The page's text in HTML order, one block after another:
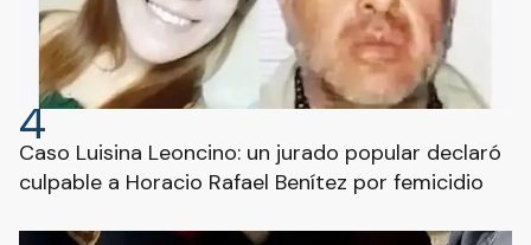
4
Caso Luisina Leoncino: un jurado popular declaró
culpable a Horacio Rafael Benítez por femicidio